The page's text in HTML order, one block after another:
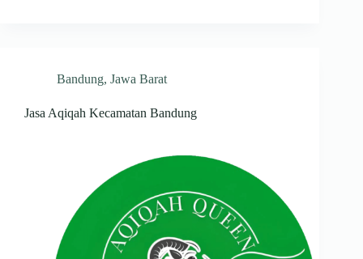
Bandung, Jawa Barat
Jasa Aqiqah Kecamatan Bandung